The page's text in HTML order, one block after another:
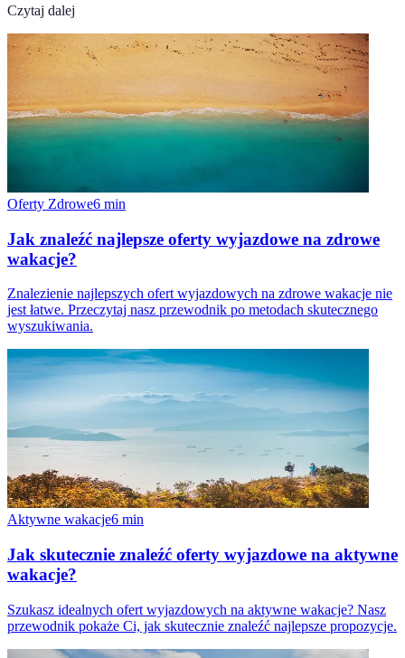
Czytaj dalej
Oferty Zdrowe6 min
Jak znaleźć najlepsze oferty wyjazdowe na zdrowe
wakacje?
Znalezienie najlepszych ofert wyjazdowych na zdrowe wakacje nie
jest łatwe. Przeczytaj nasz przewodnik po metodach skutecznego
wyszukiwania.
Aktywne wakacje6 min
Jak skutecznie znaleźć oferty wyjazdowe na aktywne
wakacje?
Szukasz idealnych ofert wyjazdowych na aktywne wakacje? Nasz
przewodnik pokaże Ci, jak skutecznie znaleźć najlepsze propozycje.